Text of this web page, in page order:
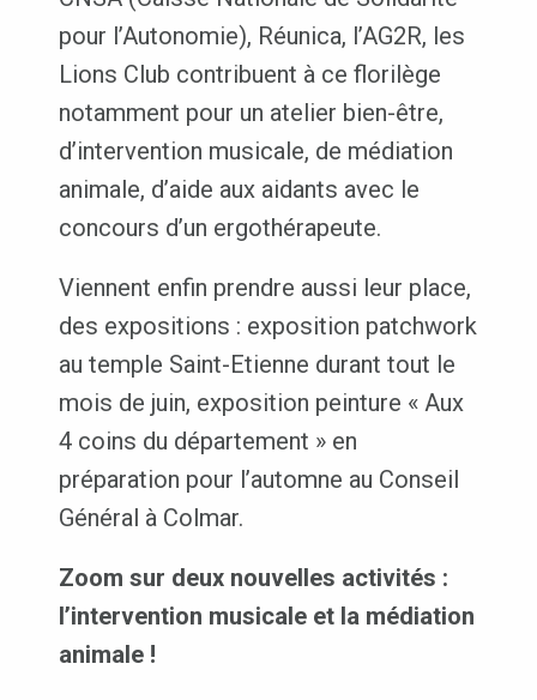
pour l’Autonomie), Réunica, l’AG2R, les
Lions Club contribuent à ce florilège
notamment pour un atelier bien-être,
d’intervention musicale, de médiation
animale, d’aide aux aidants avec le
concours d’un ergothérapeute.
Viennent enfin prendre aussi leur place,
des expositions : exposition patchwork
au temple Saint-Etienne durant tout le
mois de juin, exposition peinture « Aux
4 coins du département » en
préparation pour l’automne au Conseil
Général à Colmar.
Zoom sur deux nouvelles activités :
l’intervention musicale et la médiation
animale !